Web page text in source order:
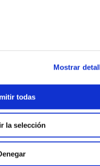
Mostrar
todas
la selección
PLANTAS
,